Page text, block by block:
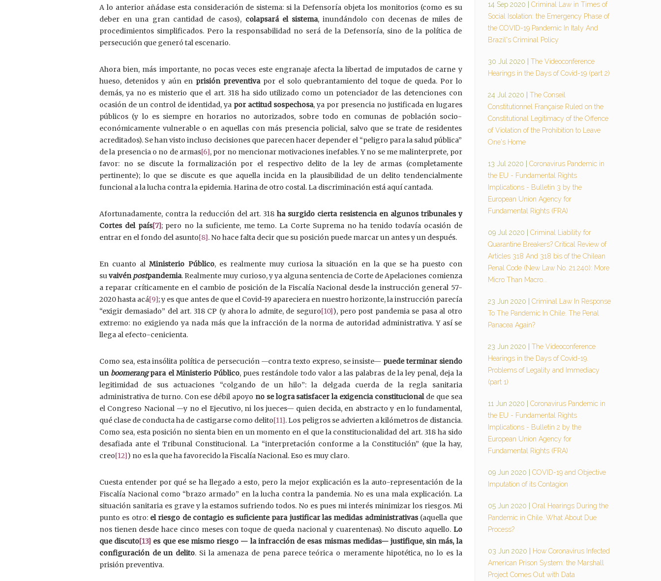
A lo anterior añádase esta consideración de sistema: si la Defensoría objeta los monitorios (como es su
deber en una gran cantidad de casos), colapsará el sistema, inundándolo con decenas de miles de
procedimientos simplificados. Pero la responsabilidad no será de la Defensoría, sino de la política de
persecución que generó tal escenario.
Ahora bien, más importante, no pocas veces este engranaje afecta la libertad de imputados de carne y
hueso, detenidos y aún en prisión preventivapor el solo quebrantamiento del toque de queda. Por lo
demás, ya no es misterio que el art. 318 ha sido utilizado como un potenciador de las detenciones con
ocasión de un control de identidad, ya por actitud sospechosa, ya por presencia no justificada en lugares
públicos (y lo es siempre en horarios no autorizados, sobre todo en comunas de población socio-
económicamente vulnerable o en aquellas con más presencia policial, salvo que se trate de residentes
acreditados). Se han visto incluso decisiones que parecen hacer depender el “peligro para la salud pública”
de la presencia o no de armas[6], por no mencionar motivaciones inefables. Y no se me malinterprete, por
favor: no se discute la formalización por el respectivo delito de la ley de armas (completamente
pertinente); lo que se discute es que aquella incida en la plausibilidad de un delito tendencialmente
funcional a la lucha contra la epidemia. Harina de otro costal. La discriminación está aquí cantada.
Afortunadamente, contra la reducción del art. 318ha surgido cierta resistencia en algunos tribunales y
Cortes del país[7]; pero no la suficiente, me temo. La Corte Suprema no ha tenido todavía ocasión de
entrar en el fondo del asunto[8]. No hace falta decir que su posición puede marcar un antes y un después.
En cuanto alMinisterio Público, es realmente muy curiosa la situación en la que se ha puesto con
suvaivénpostpandemia. Realmente muy curioso, y ya alguna sentencia de Corte de Apelaciones comienza
a reparar críticamente en el cambio de posición de la Fiscalía Nacional desde la instrucción general 57-
2020 hasta acá[9]; y es que antes de que el Covid-19 apareciera en nuestro horizonte, la instrucción parecía
“exigir demasiado” del art. 318 CP (y ahora lo admite, de seguro[10]), pero post pandemia se pasa al otro
extremo: no exigiendo ya nada más que la infracción de la norma de autoridad administrativa. Y así se
llega al efecto-cenicienta.
Como sea, esta insólita política de persecución —contra texto expreso, se insiste— puede terminar siendo
un boomerangpara el Ministerio Público, pues restándole todo valor a las palabras de la ley penal, deja la
legitimidad de sus actuaciones “colgando de un hilo”: la delgada cuerda de la regla sanitaria
administrativa de turno. Con ese débil apoyo no se logra satisfacer la exigencia constitucionalde que sea
el Congreso Nacional —y no el Ejecutivo, ni los jueces— quien decida, en abstracto y en lo fundamental,
qué clase de conducta ha de castigarse como delito[11]. Los peligros se advierten a kilómetros de distancia.
Como sea, esta posición no sienta bien en un momento en el que la constitucionalidad del art. 318 ha sido
desafiada ante el Tribunal Constitucional. La “interpretación conforme a la Constitución” (que la hay,
creo[12]) no es la que ha favorecido la Fiscalía Nacional. Eso es muy claro.
Cuesta entender por qué se ha llegado a esto, pero la mejor explicación es la auto-representación de la
Fiscalía Nacional como “brazo armado” en la lucha contra la pandemia. No es una mala explicación. La
situación sanitaria es grave y la estamos sufriendo todos. No es pues mi interés minimizar los riesgos. Mi
punto es otro: el riesgo de contagio es suficiente para justificar las medidas administrativas(aquella que
nos tienen desde hace cinco meses con toque de queda nacional y cuarentenas). No discuto aquello. Lo
que discuto[13] es que ese mismo riesgo — la infracción de esas mismas medidas— justifique, sin más, la
configuración de un delito. Si la amenaza de pena parece teórica o meramente hipotética, no lo es la
prisión preventiva.
14 Sep 2020
Criminal Law in Times of
Social Isolation: the Emergency Phase of
the COVID-19 Pandemic In Italy And
Brazil's Criminal Policy
30 Jul 2020
The Videoconference
Hearings in the Days of Covid-19 (part 2)
24 Jul 2020
The Conseil
Constitutionnel Française Ruled on the
Constitutional Legitimacy of the Offence
of Violation of the Prohibition to Leave
One's Home
13 Jul 2020
Coronavirus Pandemic in
the EU - Fundamental Rights
Implications - Bulletin 3 by the
European Union Agency for
Fundamental Rights (FRA)
09 Jul 2020
Criminal Liability for
Quarantine Breakers? Critical Review of
Articles 318 And 318 bis of the Chilean
Penal Code (New Law No. 21.240): More
Micro Than Macro...
23 Jun 2020
Criminal Law In Response
To The Pandemic In Chile. The Penal
Panacea Again?
23 Jun 2020
The Videoconference
Hearings in the Days of Covid-19.
Problems of Legality and Immediacy
(part 1)
11 Jun 2020
Coronavirus Pandemic in
the EU - Fundamental Rights
Implications - Bulletin 2 by the
European Union Agency for
Fundamental Rights (FRA)
09 Jun 2020
COVID-19 and Objective
Imputation of its Contagion
05 Jun 2020
Oral Hearings During the
Pandemic in Chile. What About Due
Process?
03 Jun 2020
How Coronavirus Infected
American Prison System: the Marshall
Project Comes Out with Data